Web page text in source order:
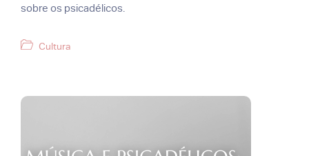
sobre os psicadélicos.
Categorias
Cultura